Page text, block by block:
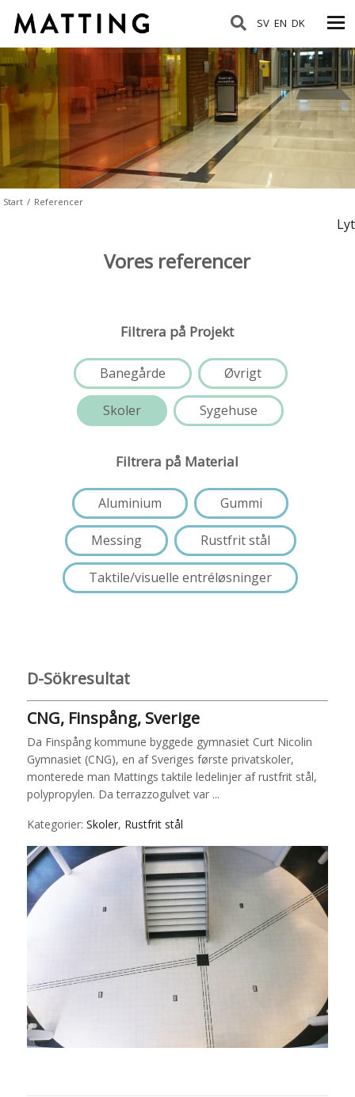
SV EN DK
Start / Referencer
Lyt
Vores referencer
Filtrera på Projekt
Banegårde Øvrigt
Skoler Sygehuse
Filtrera på Material
Aluminium Gummi
Messing Rustfrit stål
Taktile/visuelle entréløsninger
D-Sökresultat
CNG, Finspång, Sverige
Da Finspång kommune byggede gymnasiet Curt Nicolin
Gymnasiet (CNG), en af Sveriges første privatskoler,
monterede man Mattings taktile ledelinjer af rustfrit stål,
polypropylen. Da terrazzogulvet var ...
Kategorier: Skoler, Rustfrit stål